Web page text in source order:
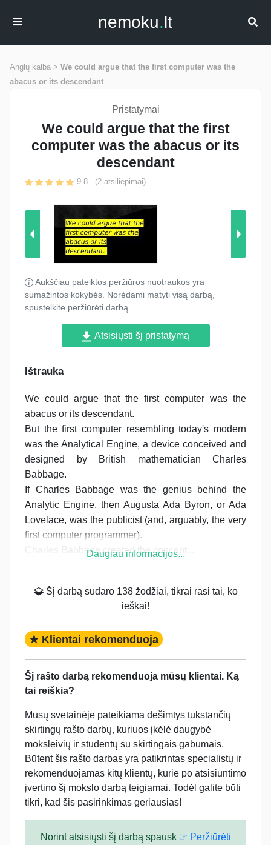
nemoku.lt
Anglų kalba > We could argue that the first computer was the
abacus or its descendant
Pristatymai
We could argue that the first
computer was the abacus or its
descendant
9.8 (2 atsiliepimai)
Aukščiau pateiktos peržiūros nuotraukos yra
sumažintos kokybės. Norėdami matyti visą darbą,
spustelkite peržiūrėti darbą.
Atsisiųsti šį pristatymą
Ištrauka
We could argue that the first computer was the
abacus or its descendant.
But the first computer resembling today's modern
was the Analytical Engine, a device conceived and
designed by British mathematician Charles
Babbage.
If Charles Babbage was the genius behind the
Analytic Engine, then Augusta Ada Byron, or Ada
Lovelace, was the publicist (and, arguably, the very
first computer programmer).
Charles Babbage created the concept...
Daugiau informacijos...
Šį darbą sudaro 138 žodžiai, tikrai rasi tai, ko
ieškai!
★ Klientai rekomenduoja
Šį rašto darbą rekomenduoja mūsų klientai. Ką
tai reiškia?
Mūsų svetainėje pateikiama dešimtys tūkstančių
skirtingų rašto darbų, kuriuos įkėlė daugybė
moksleivių ir studentų su skirtingais gabumais.
Būtent šis rašto darbas yra patikrintas specialistų ir
rekomenduojamas kitų klientų, kurie po atsisiuntimo
įvertino šį mokslo darbą teigiamai. Todėl galite būti
tikri, kad šis pasirinkimas geriausias!
Norint atsisiųsti šį darbą spausk ☞ Peržiūrėti